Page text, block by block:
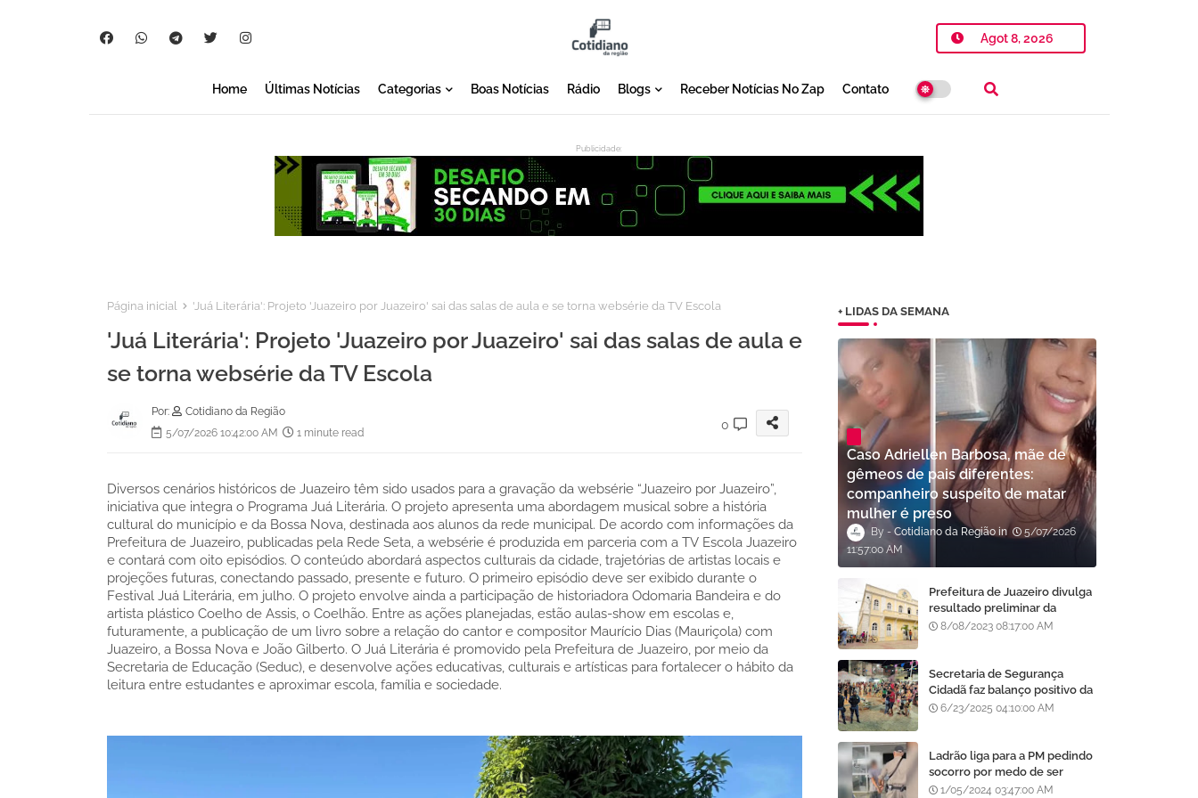
Agot 8, 2026
Home Últimas Notícias Categorias Boas Notícias Rádio Blogs Receber Notícias No Zap Contato
Publicidade:
:
Página inicial 'Juá Literária': Projeto 'Juazeiro por Juazeiro' sai das salas de aula e se torna websérie da TV Escola
'Juá Literária': Projeto 'Juazeiro por Juazeiro' sai das salas de aula e
se torna websérie da TV Escola
Por:
Cotidiano da Região
5/07/2026 10:42:00 AM
1 minute read
0
Diversos cenários históricos de Juazeiro têm sido usados para a gravação da websérie “Juazeiro por Juazeiro”,
iniciativa que integra o Programa Juá Literária. O projeto apresenta uma abordagem musical sobre a história
cultural do município e da Bossa Nova, destinada aos alunos da rede municipal. De acordo com informações da
Prefeitura de Juazeiro, publicadas pela Rede Seta, a websérie é produzida em parceria com a TV Escola Juazeiro
e contará com oito episódios. O conteúdo abordará aspectos culturais da cidade, trajetórias de artistas locais e
projeções futuras, conectando passado, presente e futuro. O primeiro episódio deve ser exibido durante o
Festival Juá Literária, em julho. O projeto envolve ainda a participação de historiadora Odomaria Bandeira e do
artista plástico Coelho de Assis, o Coelhão. Entre as ações planejadas, estão aulas-show em escolas e,
futuramente, a publicação de um livro sobre a relação do cantor e compositor Maurício Dias (Mauriçola) com
Juazeiro, a Bossa Nova e João Gilberto. O Juá Literária é promovido pela Prefeitura de Juazeiro, por meio da
Secretaria de Educação (Seduc), e desenvolve ações educativas, culturais e artísticas para fortalecer o hábito da
leitura entre estudantes e aproximar escola, família e sociedade.
+ LIDAS DA SEMANA
Caso Adriellen Barbosa, mãe de
gêmeos de pais diferentes:
companheiro suspeito de matar
mulher é preso
Cotidiano da Região
5/07/2026
11:57:00 AM
Prefeitura de Juazeiro divulga
resultado preliminar da
análise de currículos do
8/08/2023 08:17:00 AM
Secretaria de Segurança
Cidadã faz balanço positivo da
atuação da GCM de Juazeiro
6/23/2025 04:10:00 AM
Ladrão liga para a PM pedindo
socorro por medo de ser
assassinado por moradores
1/05/2024 03:47:00 AM